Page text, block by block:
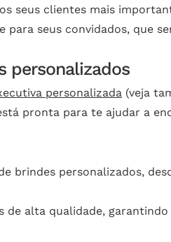
seus clientes mais
para seus convidados, que
personalizados
personalizada (veja
pronta para te ajudar a
brindes personalizados,
de alta qualidade,